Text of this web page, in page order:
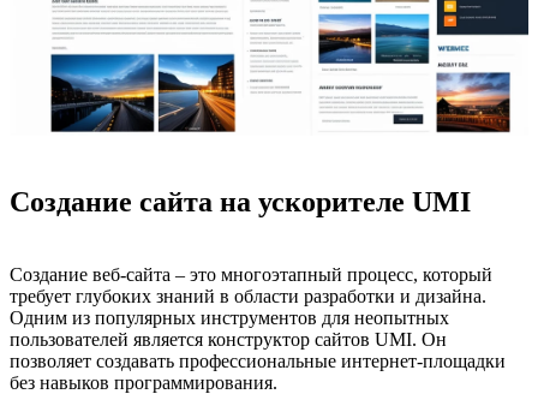
Создание сайта на ускорителе UMI
Создание веб-сайта – это многоэтапный процесс, который
требует глубоких знаний в области разработки и дизайна.
Одним из популярных инструментов для неопытных
пользователей является конструктор сайтов UMI. Он
позволяет создавать профессиональные интернет-площадки
без навыков программирования.